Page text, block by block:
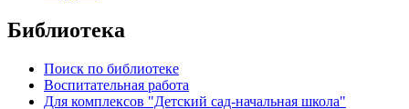
Библиотека
Поиск по библиотеке
Воспитательная работа
Для комплексов "Детский сад-начальная школа"